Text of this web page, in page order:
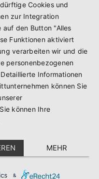
Cookies und
zur Integration
auf den Button "Alles
Funktionen aktiviert
verarbeiten wir und die
personenbezogenen
Informationen
können Sie
können Ihre
MEHR
&